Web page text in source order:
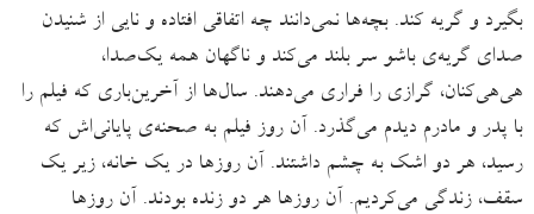
بگیرد و گریه کند. بچه‌ها نمی‌دانند چه اتفاقی افتاده و نایی از شنیدن
صدای گریه‌ی باشو سر بلند می‌کند و ناگهان همه یک‌صدا،
هی‌هی‌کنان، گرازی را فراری می‌دهند. سال‌ها از آخرین‌باری که فیلم را
با پدر و مادرم دیدم می‌گذرد. آن روز فیلم به صحنه‌ی پایانی‌اش که
رسید، هر دو اشک به چشم داشتند. آن روزها در یک خانه، زیر یک
سقف، زندگی می‌کردیم. آن روزها هر دو زنده بودند. آن روزها